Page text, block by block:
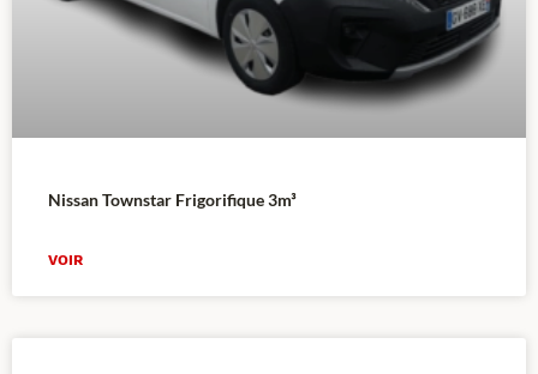
Nissan Townstar Frigorifique 3m³
VOIR